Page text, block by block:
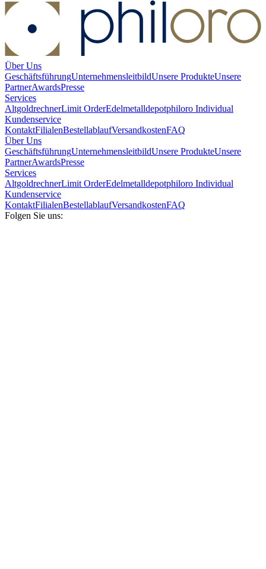
Über Uns
GeschäftsführungUnternehmensleitbildUnsere ProdukteUnsere
PartnerAwardsPresse
Services
AltgoldrechnerLimit OrderEdelmetalldepotphiloro Individual
Kundenservice
KontaktFilialenBestellablaufVersandkostenFAQ
Über Uns
GeschäftsführungUnternehmensleitbildUnsere ProdukteUnsere
PartnerAwardsPresse
Services
AltgoldrechnerLimit OrderEdelmetalldepotphiloro Individual
Kundenservice
KontaktFilialenBestellablaufVersandkostenFAQ
Folgen Sie uns: